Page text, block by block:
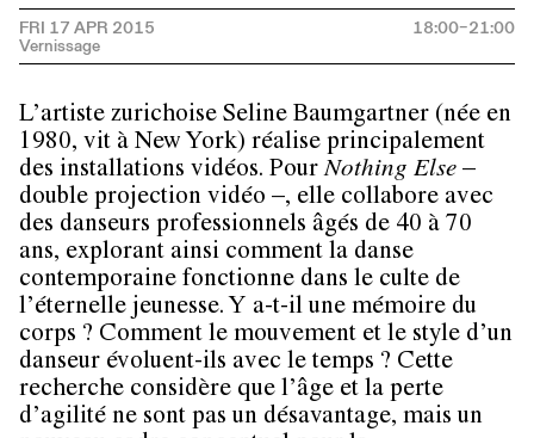
FRI 17 APR 2015 18:00–21:00
L’artiste zurichoise Seline Baumgartner (née en
1980, vit à New York) réalise principalement
des installations vidéos. PourNothing Else –
double projection vidéo –, elle collabore avec
des danseurs professionnels âgés de 40 à 70
ans, explorant ainsi comment la danse
contemporaine fonctionne dans le culte de
l’éternelle jeunesse. Y a-t-il une mémoire du
corps ? Comment le mouvement et le style d’un
danseur évoluent-ils avec le temps ? Cette
recherche considère que l’âge et la perte
d’agilité ne sont pas un désavantage, mais un